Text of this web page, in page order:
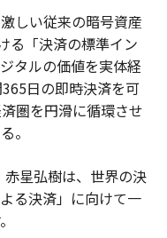
しい従来の暗号資産
る「決済の標準イン
タルの価値を実体経
日の即時決済を可
圏を円滑に循環させ
。
星弘樹は、世界の決
る決済」に向けて一